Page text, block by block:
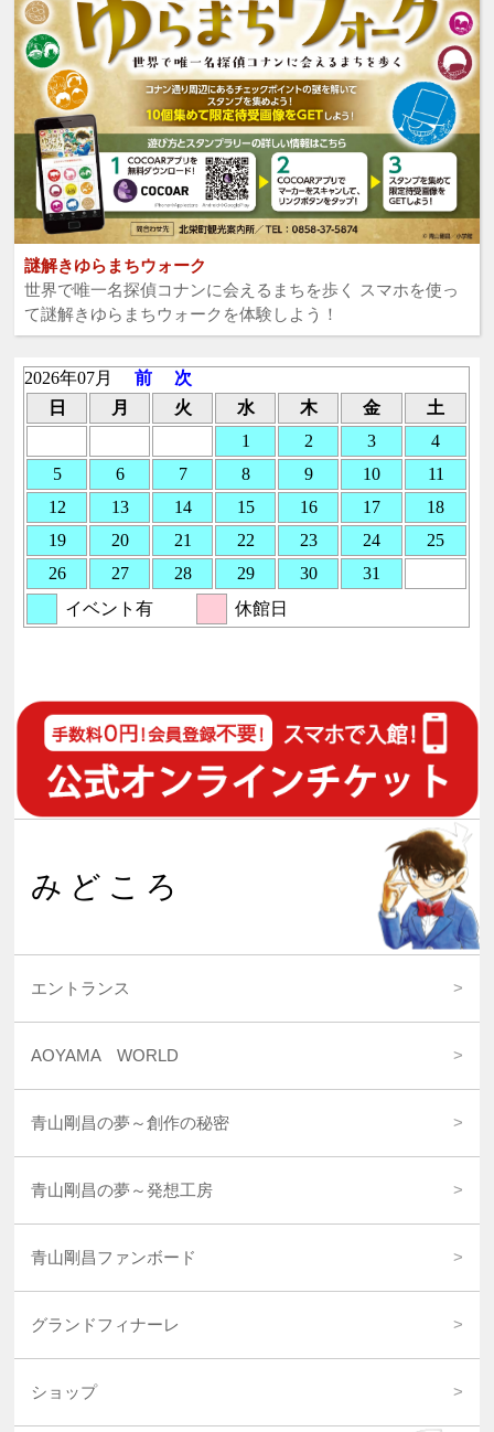
謎解きゆらまちウォーク
世界で唯一名探偵コナンに会えるまちを歩く スマホを使っ
て謎解きゆらまちウォークを体験しよう！
みどころ
エントランス
AOYAMA WORLD
青山剛昌の夢～創作の秘密
青山剛昌の夢～発想工房
青山剛昌ファンボード
グランドフィナーレ
ショップ